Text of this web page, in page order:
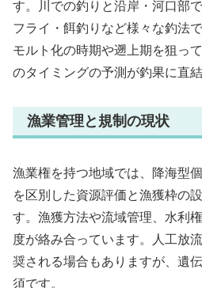
す。川での釣りと沿岸・河口部
フライ・餌釣りなど様々な釣法
モルト化の時期や遡上期を狙っ
のタイミングの予測が釣果に直結
漁業管理と規制の現状
漁業権を持つ地域では、降海型
を区別した資源評価と漁獲枠の
す。漁獲方法や流域管理、水利
度が絡み合っています。人工放
奨される場合もありますが、遺
須です。